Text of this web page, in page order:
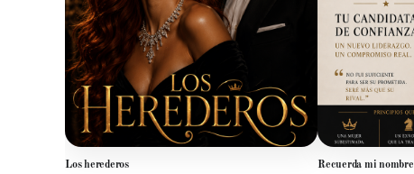
Los herederos Recuerda mi nombre